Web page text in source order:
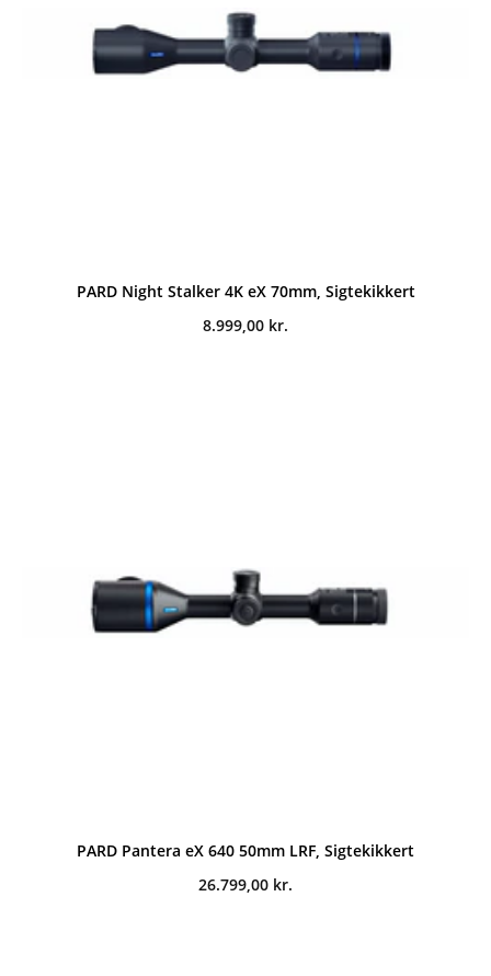
PARD Night Stalker 4K eX 70mm, Sigtekikkert
8.999,00 kr.
PARD Pantera eX 640 50mm LRF, Sigtekikkert
26.799,00 kr.